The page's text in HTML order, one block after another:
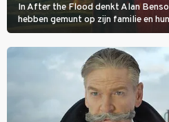
In After the Flood denkt Alan
hebben gemunt op zijn familie en
brandende boodschap in het veen
Jo Marshall de jonge Finn Allen aan